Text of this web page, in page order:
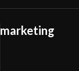
marketing